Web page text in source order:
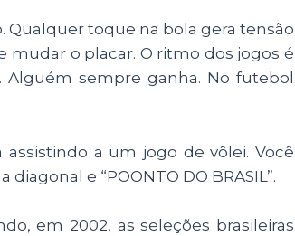
Qualquer toque na bola gera tensão
mudar o placar. O ritmo dos jogos é
sempre ganha. No futebol
a um jogo de vôlei. Você
e “POONTO DO BRASIL”.
em 2002, as seleções brasileiras